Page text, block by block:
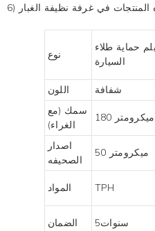
نوع
حماية طلاء
السيارة
اللون
شفافة
سمك (مع
الغراء)
180 ميكرومتر
اصدار
الصحيفه
50 ميكرومتر
المواد TPH
الضمان سنوات5